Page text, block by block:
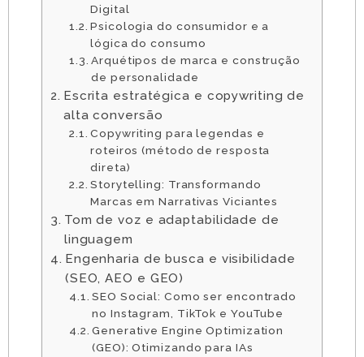
Digital
Psicologia do consumidor e a
lógica do consumo
Arquétipos de marca e construção
de personalidade
Escrita estratégica e copywriting de
alta conversão
Copywriting para legendas e
roteiros (método de resposta
direta)
Storytelling: Transformando
Marcas em Narrativas Viciantes
Tom de voz e adaptabilidade de
linguagem
Engenharia de busca e visibilidade
(SEO, AEO e GEO)
SEO Social: Como ser encontrado
no Instagram, TikTok e YouTube
Generative Engine Optimization
(GEO): Otimizando para IAs